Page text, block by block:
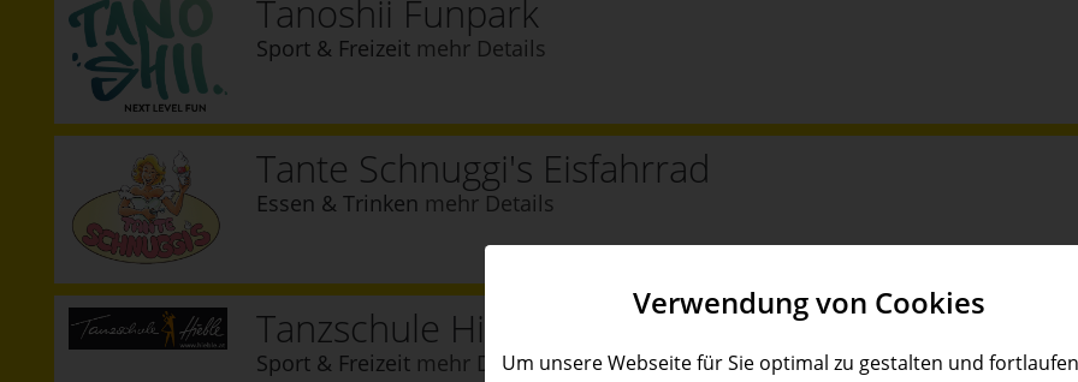
Verwendung von Cookies
Um unsere Webseite für Sie optimal zu gestalten und
Tanoshii Funpark
Sport & Freizeit mehr Details
Tante Schnuggi's Eisfahrrad
Essen & Trinken mehr Details
Tanzschule Hieble
Sport & Freizeit mehr Details